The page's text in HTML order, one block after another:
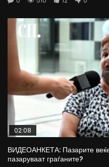
02:08
ВИДЕОАНКЕТА: Пазарите
пазаруваат граѓаните?